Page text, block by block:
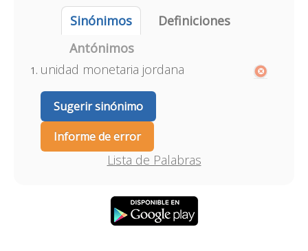
Sinónimos
Definiciones
Antónimos
unidad monetaria jordana
Sugerir sinónimo
Informe de error
Lista de Palabras